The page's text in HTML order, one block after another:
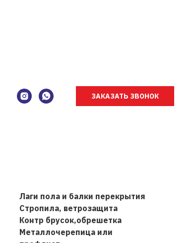
ЗАКАЗАТЬ ЗВОНОК
4,5 7,5размеры,
1 комната.
Лаги пола и балки перекрытия
Стропила, ветрозащита
Контр брусок,обрешетка
Металлочерепица или